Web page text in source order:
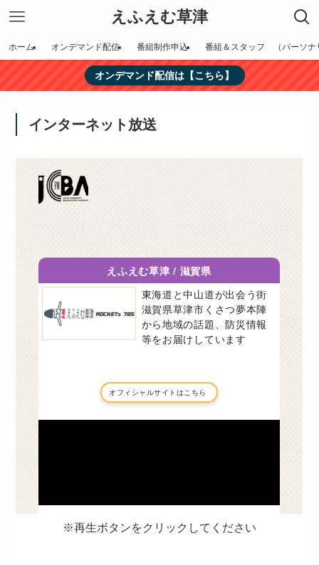
えふえむ草津
ホーム オンデマンド配信 番組制作申込 番組＆スタッフ （パーソナ
オンデマンド配信は【こちら】
インターネット放送
※再生ボタンをクリックしてください